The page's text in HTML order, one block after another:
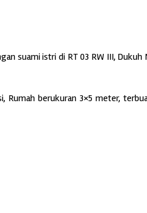
suami istri di RT 03 RW III,
Rumah berukuran 3×5 meter,